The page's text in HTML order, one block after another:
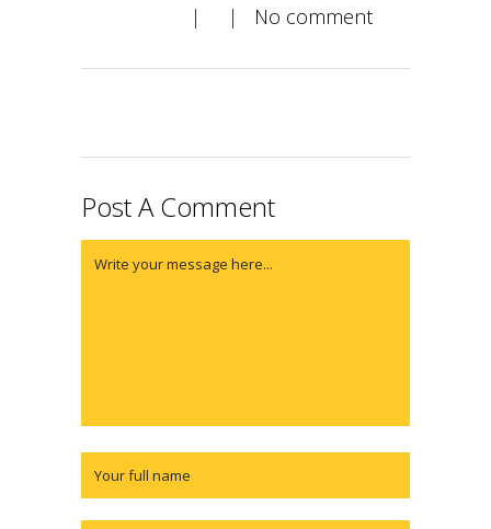
| | No comment
Post A Comment